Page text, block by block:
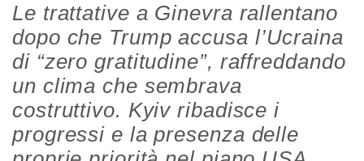
Le trattative a Ginevra rallentano
dopo che Trump accusa l’Ucraina
di “zero gratitudine”, raffreddando
un clima che sembrava
costruttivo. Kyiv ribadisce i
progressi e la presenza delle